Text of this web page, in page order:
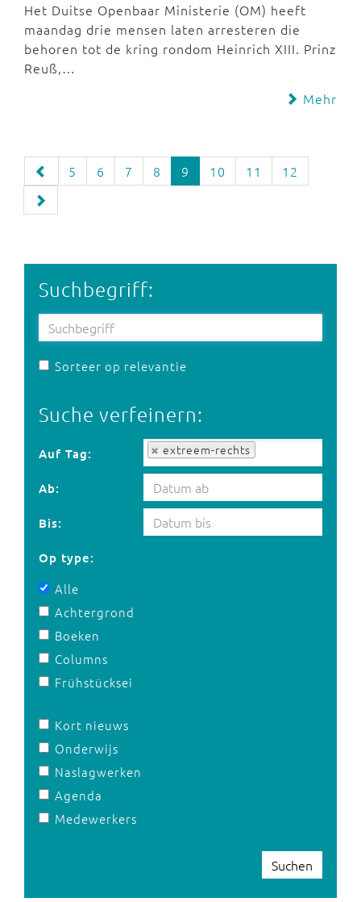
Het Duitse Openbaar Ministerie (OM) heeft
maandag drie mensen laten arresteren die
behoren tot de kring rondom Heinrich XIII. Prinz
Reuß,…
Mehr
5 6 7 8 9 10 11 12
Suchbegriff:
Sorteer op relevantie
Suche verfeinern:
Auf Tag: extreem-rechts
Auf Tag:
Ab:
Bis:
Op type:
Alle
Achtergrond
Boeken
Columns
Frühstücksei
Kort nieuws
Onderwijs
Naslagwerken
Agenda
Medewerkers
Suchen